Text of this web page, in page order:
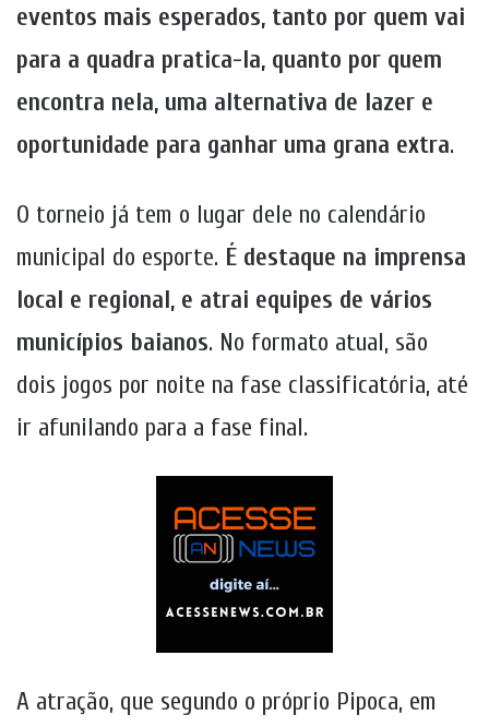
eventos mais esperados, tanto por quem vai
para a quadra pratica-la, quanto por quem
encontra nela, uma alternativa de lazer e
oportunidade para ganhar uma grana extra.
O torneio já tem o lugar dele no calendário
municipal do esporte. É destaque na imprensa
local e regional, e atrai equipes de vários
municípios baianos. No formato atual, são
dois jogos por noite na fase classificatória, até
ir afunilando para a fase final.
A atração, que segundo o próprio Pipoca, em